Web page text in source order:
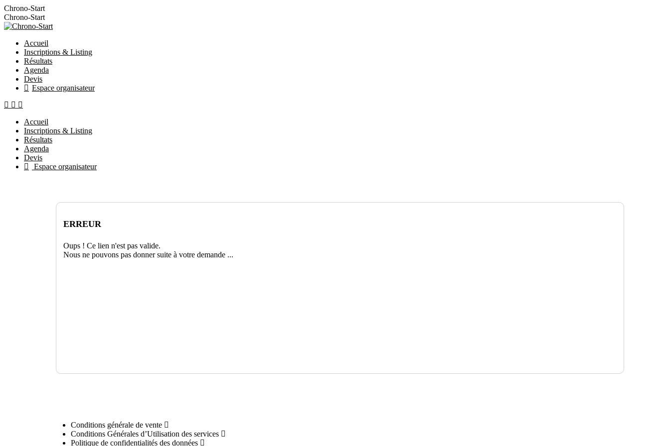
Chrono-Start
Chrono-Start
Accueil
Inscriptions & Listing
Résultats
Agenda
Devis
Espace organisateur
Accueil
Inscriptions & Listing
Résultats
Agenda
Devis
Espace organisateur
ERREUR
Oups ! Ce lien n'est pas valide.
Nous ne pouvons pas donner suite à votre demande ...
Conditions générale de vente
Conditions Générales d’Utilisation des services
Politique de confidentialités des données